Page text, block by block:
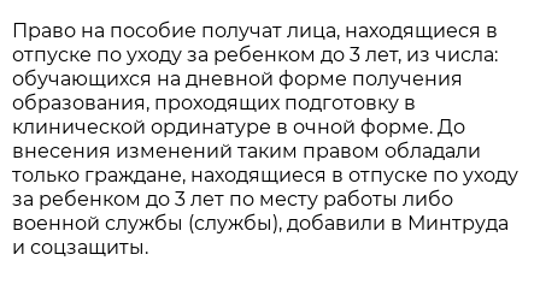
Право на пособие получат лица, находящиеся в
отпуске по уходу за ребенком до 3 лет, из числа:
обучающихся на дневной форме получения
образования, проходящих подготовку в
клинической ординатуре в очной форме. До
внесения изменений таким правом обладали
только граждане, находящиеся в отпуске по уходу
за ребенком до 3 лет по месту работы либо
военной службы (службы), добавили в Минтруда
и соцзащиты.